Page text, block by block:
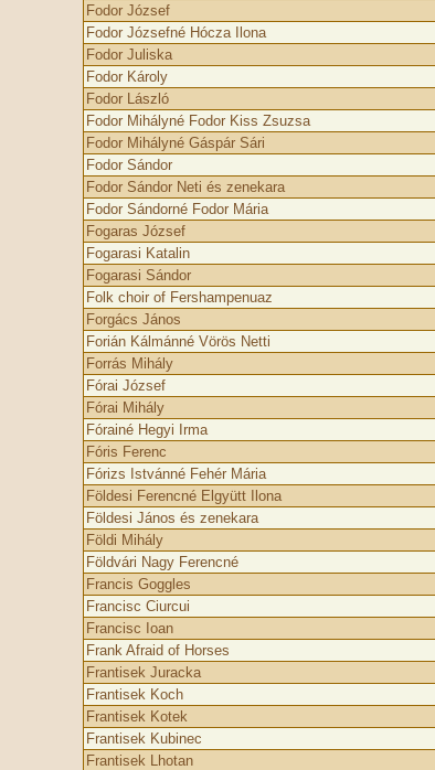
Fodor József
Fodor Józsefné Hócza Ilona
Fodor Juliska
Fodor Károly
Fodor László
Fodor Mihályné Fodor Kiss Zsuzsa
Fodor Mihályné Gáspár Sári
Fodor Sándor
Fodor Sándor Neti és zenekara
Fodor Sándorné Fodor Mária
Fogaras József
Fogarasi Katalin
Fogarasi Sándor
Folk choir of Fershampenuaz
Forgács János
Forián Kálmánné Vörös Netti
Forrás Mihály
Fórai József
Fórai Mihály
Fórainé Hegyi Irma
Fóris Ferenc
Fórizs Istvánné Fehér Mária
Földesi Ferencné Elgyütt Ilona
Földesi János és zenekara
Földi Mihály
Földvári Nagy Ferencné
Francis Goggles
Francisc Ciurcui
Francisc Ioan
Frank Afraid of Horses
Frantisek Juracka
Frantisek Koch
Frantisek Kotek
Frantisek Kubinec
Frantisek Lhotan